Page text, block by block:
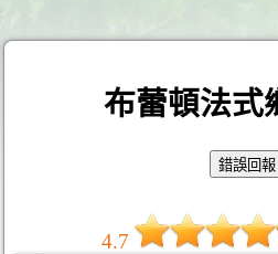
布蕾頓法式
4.7